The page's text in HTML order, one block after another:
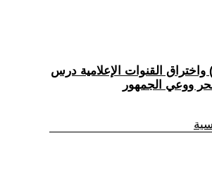
واختراق القنوات الإعلامية درس
ووعي الجمهور